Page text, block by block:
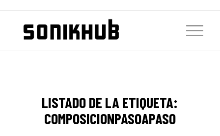
LISTADO DE LA ETIQUETA:
COMPOSICIONPASOAPASO